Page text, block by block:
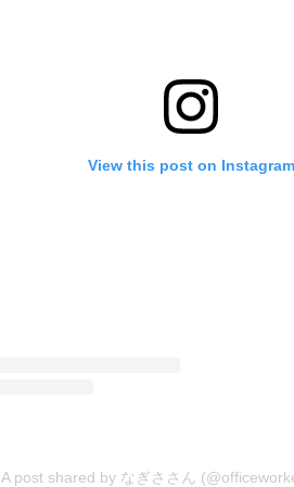
View this post on Instagram
A post shared by なぎささん